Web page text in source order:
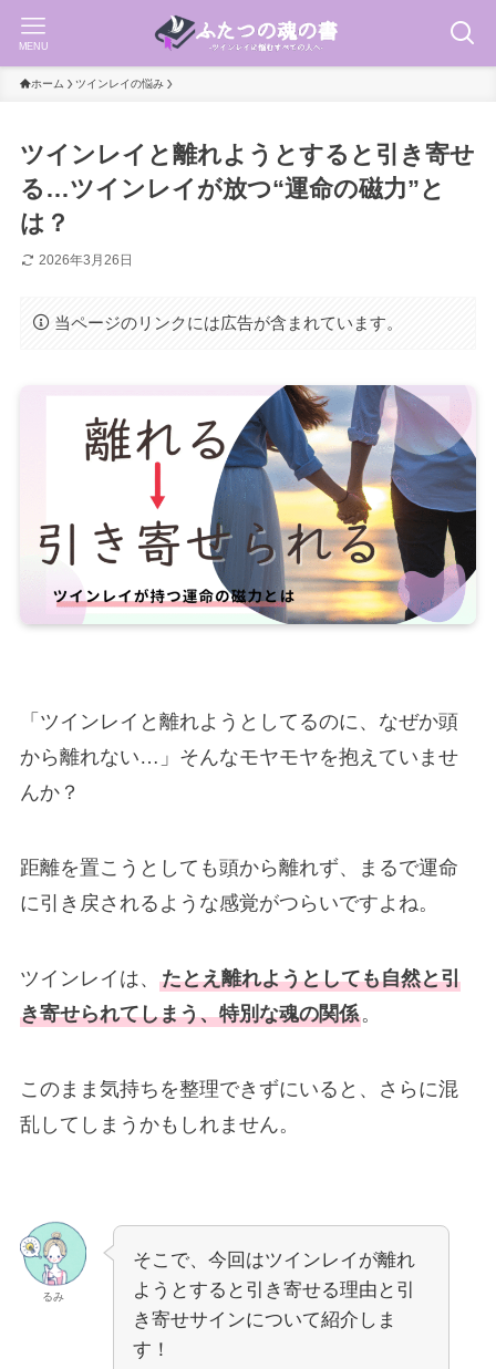
MENU
ホーム ツインレイの悩み
ツインレイと離れようとすると引き寄せ
る…ツインレイが放つ“運命の磁力”と
は？
2026年3月26日
当ページのリンクには広告が含まれています。
「ツインレイと離れようとしてるのに、なぜか頭
から離れない…」そんなモヤモヤを抱えていませ
んか？
距離を置こうとしても頭から離れず、まるで運命
に引き戻されるような感覚がつらいですよね。
ツインレイは、 たとえ離れようとしても自然と引
き寄せられてしまう、特別な魂の関係。
このまま気持ちを整理できずにいると、さらに混
乱してしまうかもしれません。
るみ
そこで、今回はツインレイが離れ
ようとすると引き寄せる理由と引
き寄せサインについて紹介しま
す！